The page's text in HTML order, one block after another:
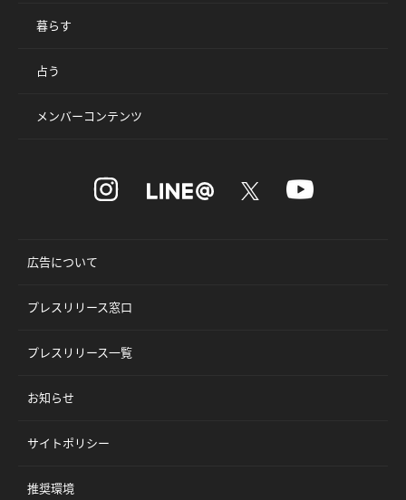
暮らす
占う
メンバーコンテンツ
広告について
プレスリリース窓口
プレスリリース一覧
お知らせ
サイトポリシー
推奨環境